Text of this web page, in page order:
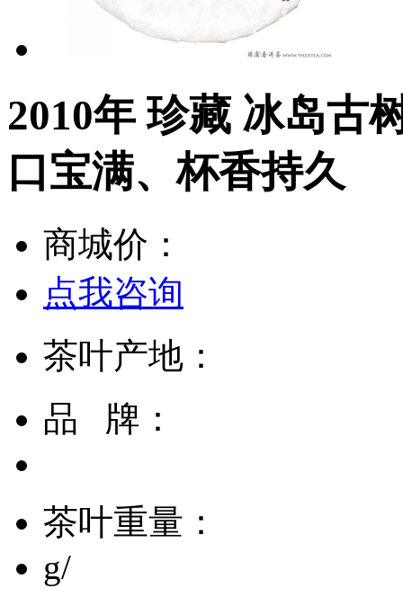
2010年 珍藏 冰岛古
口宝满、杯香持久
商城价：
点我咨询
茶叶产地：
品 牌：
茶叶重量：
g/